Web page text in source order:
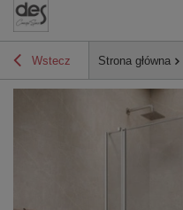
Wstecz Strona główna